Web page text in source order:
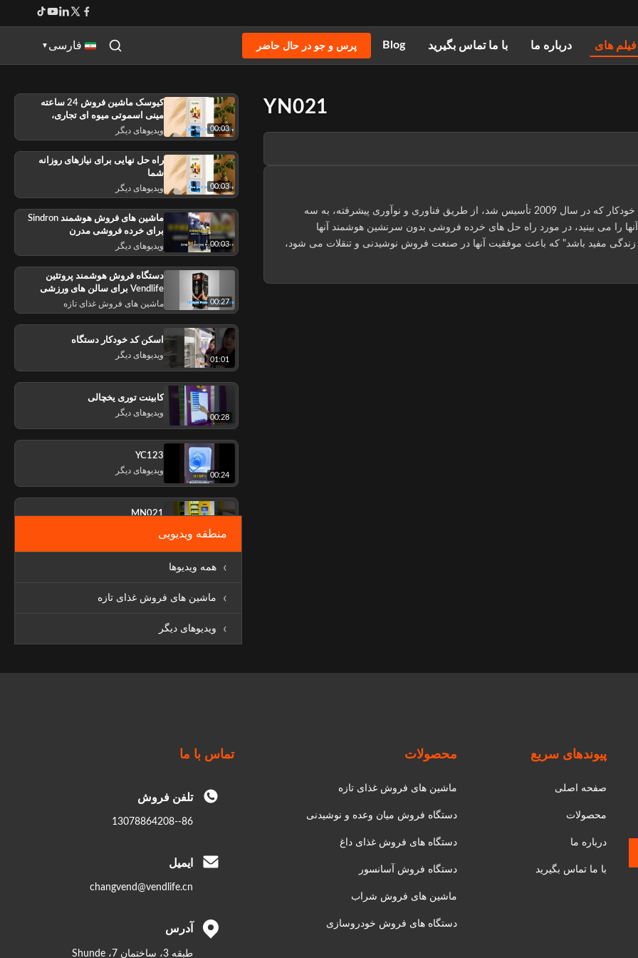
فیلم های درباره ما با ما تماس بگیرید Blog پرس و جو در حال حاضر فارسی ▼
YN021
کشف کنید که چگونه YN021، یک تولید کننده پیشرو ماشین های فروش خودکار که در سال 2009 تأسیس شد، از طریق فناوری و نوآوری پیشرفته، به سه
را می بینید، در مورد راه حل های خرده فروشی بدون سرنشین هوشمند آنها
زندگی مفید باشد" که باعث موفقیت آنها در صنعت فروش نوشیدنی و تنقلات می شود،
00:03
کیوسک ماشین فروش 24 ساعته
مینی اسموتی میوه ای تجاری،
سفارشی OEM
ویدیوهای دیگر
00:03
راه حل نهایی برای نیازهای روزانه
شما
ویدیوهای دیگر
00:03
ماشین های فروش هوشمند Sindron
برای خرده فروشی مدرن
ویدیوهای دیگر
00:27
دستگاه فروش هوشمند پروتئین
Vendlife برای سالن های ورزشی
ماشین های فروش غذای تازه
01:01
اسکن کد خودکار دستگاه
ویدیوهای دیگر
00:28
کابینت توری یخچالی
ویدیوهای دیگر
00:24
YC123
ویدیوهای دیگر
00:46
MN021
منطقه ویدیویی
همه ویدیوها
ماشین های فروش غذای تازه
ویدیوهای دیگر
پیوندهای سریع
صفحه اصلی
محصولات
درباره ما
با ما تماس بگیرید
محصولات
ماشین های فروش غذای تازه
دستگاه فروش میان وعده و نوشیدنی
دستگاه های فروش غذای داغ
دستگاه فروش آسانسور
ماشین های فروش شراب
دستگاه های فروش خودروسازی
تماس با ما
تلفن فروش
86--13078864208
ایمیل
changvend@vendlife.cn
آدرس
طبقه 3، ساختمان 7، Shunde